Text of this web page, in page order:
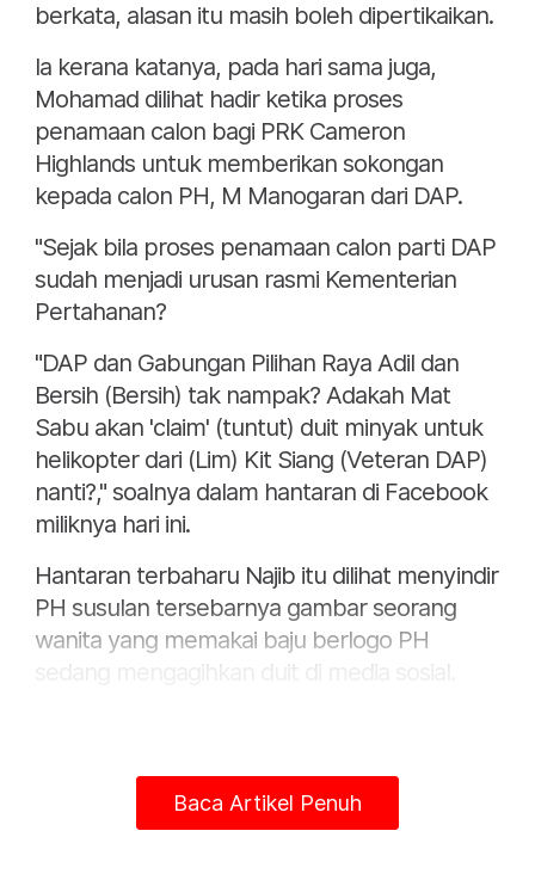
berkata, alasan itu masih boleh dipertikaikan.
Ia kerana katanya, pada hari sama juga,
Mohamad dilihat hadir ketika proses
penamaan calon bagi PRK Cameron
Highlands untuk memberikan sokongan
kepada calon PH, M Manogaran dari DAP.
"Sejak bila proses penamaan calon parti DAP
sudah menjadi urusan rasmi Kementerian
Pertahanan?
"DAP dan Gabungan Pilihan Raya Adil dan
Bersih (Bersih) tak nampak? Adakah Mat
Sabu akan 'claim' (tuntut) duit minyak untuk
helikopter dari (Lim) Kit Siang (Veteran DAP)
nanti?," soalnya dalam hantaran di Facebook
miliknya hari ini.
Hantaran terbaharu Najib itu dilihat menyindir
PH susulan tersebarnya gambar seorang
wanita yang memakai baju berlogo PH
sedang mengagihkan duit di media sosial.
Baca Artikel Penuh